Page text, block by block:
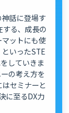
話に登場す
する、成長の
ットにも使
いったSTE
していきま
の考え方を
セミナーと
に至るDX力